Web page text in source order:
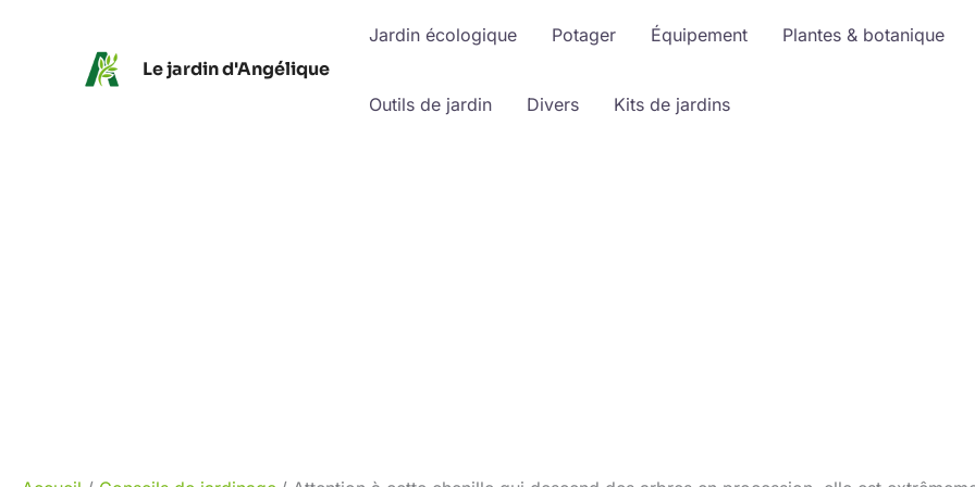
Le jardin d'Angélique
Jardin écologique Potager Équipement Plantes & botanique
Outils de jardin Divers Kits de jardins